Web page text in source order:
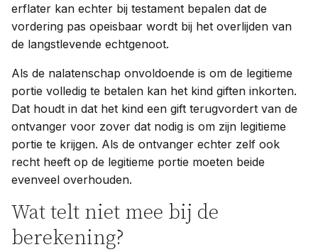
erflater kan echter bij testament bepalen dat de
vordering pas opeisbaar wordt bij het overlijden van
de langstlevende echtgenoot.
Als de nalatenschap onvoldoende is om de legitieme
portie volledig te betalen kan het kind giften inkorten.
Dat houdt in dat het kind een gift terugvordert van de
ontvanger voor zover dat nodig is om zijn legitieme
portie te krijgen. Als de ontvanger echter zelf ook
recht heeft op de legitieme portie moeten beide
evenveel overhouden.
Wat telt niet mee bij de
berekening?